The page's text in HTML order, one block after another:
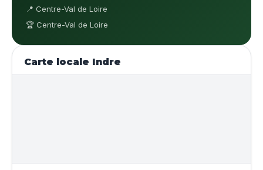
📍 Centre-Val de Loire
🏆 Centre-Val de Loire
Carte locale Indre